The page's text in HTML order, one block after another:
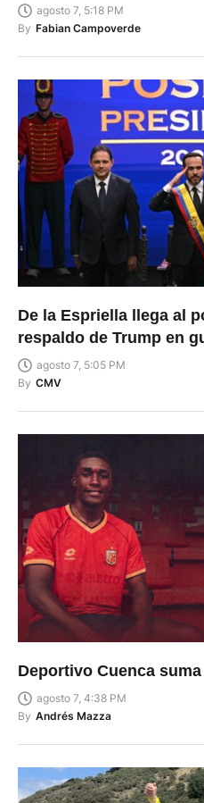
agosto 7, 5:18 PM
By Fabian Campoverde
De la Espriella llega al
respaldo de Trump en
agosto 7, 5:05 PM
By CMV
Deportivo Cuenca
agosto 7, 4:38 PM
By Andrés Mazza